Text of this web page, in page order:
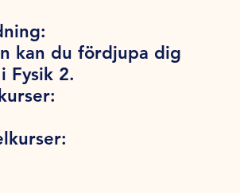
kan du fördjupa dig
Fysik 2.